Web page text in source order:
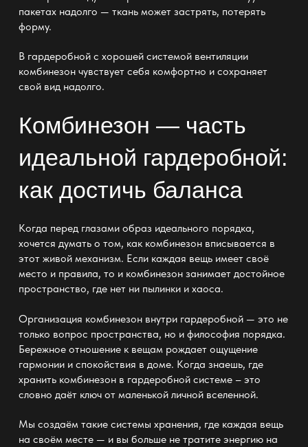
пакетах надолго — тканьможет застрять, потерять
форму.
В гардеробнойс хорошей системой вентиляции
комбинезон чувствует себя комфортно и сохраняет
свой вид надолго.
Комбинезон — часть
идеальной гардеробной:
как достичь баланса
Когда перед глазами образ идеального порядка,
хочется думать о том, как комбинезон вписывается в
этот живой механизм. Если каждая вещь имеет своё
место и правила, то и комбинезон занимает достойное
пространство, где нет ни пылинки и хаоса.
Организация комбинезон внутри гардеробной — это не
только вопрос пространства, но и философия порядка.
Бережное отношение к вещам рождает ощущение
гармонии и спокойствия в доме. Когда знаешь, где
хранить комбинезон в гардеробной системе– это
словно даёт ключ от маленькой личной вселенной.
Мы создаём такие системы хранения, где каждая вещь
на своём месте — и вы больше не тратите энергию на